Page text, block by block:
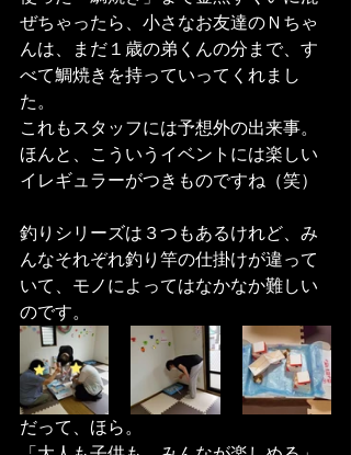
ぜちゃったら、小さなお友達のＮちゃ
んは、まだ１歳の弟くんの分まで、す
べて鯛焼きを持っていってくれまし
た。
これもスタッフには予想外の出来事。
ほんと、こういうイベントには楽しい
イレギュラーがつきものですね（笑）
釣りシリーズは３つもあるけれど、み
んなそれぞれ釣り竿の仕掛けが違って
いて、モノによってはなかなか難しい
のです。
だって、ほら。